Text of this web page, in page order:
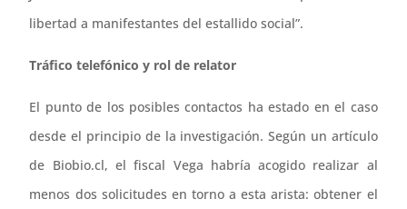
libertad a manifestantes del estallido social”.
Tráfico telefónico y rol de relator
El punto de los posibles contactos ha estado en el caso
desde el principio de la investigación. Según un artículo
de Biobio.cl, el fiscal Vega habría acogido realizar al
menos dos solicitudes en torno a esta arista: obtener el